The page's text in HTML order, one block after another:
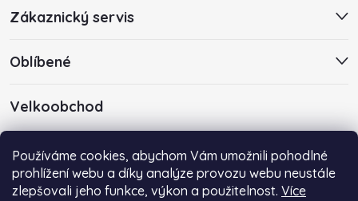
Používáme cookies, abychom Vám umožnili pohodlné
prohlížení webu a díky analýze provozu webu neustále
zlepšovali jeho funkce, výkon a použitelnost. Více
Zákaznický servis
Oblíbené
Velkoobchod
poptávkou emailem na adresuinfo@centropen-shop.cz.